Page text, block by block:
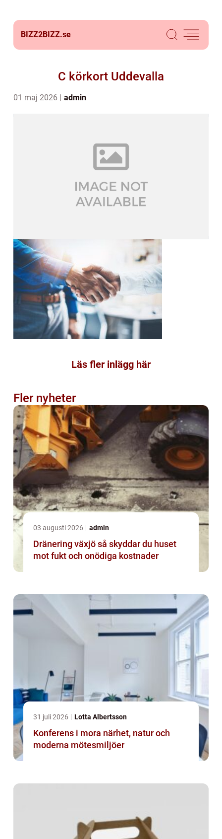
BIZZ2BIZZ.se
C körkort Uddevalla
01 maj 2026 admin
Läs fler inlägg här
Fler nyheter
03 augusti 2026 admin
Dränering växjö så skyddar du huset
mot fukt och onödiga kostnader
31 juli 2026 Lotta Albertsson
Konferens i mora närhet, natur och
moderna mötesmiljöer